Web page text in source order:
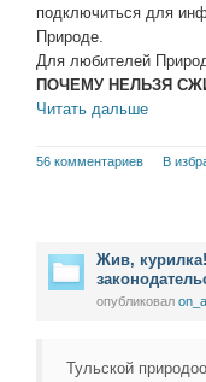
подключиться для
Природе.
Для любителей
ПОЧЕМУ НЕЛЬЗЯ
Читать дальше
56 комментариев В
Жив,
опубликовал
Тульской